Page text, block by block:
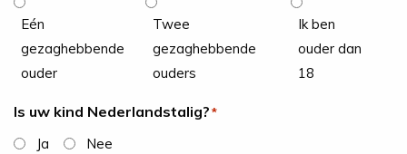
Eén
gezaghebbende
ouder
Twee
gezaghebbende
ouders
Ik ben
ouder dan
18
Is uw kind Nederlandstalig?*
Ja Nee